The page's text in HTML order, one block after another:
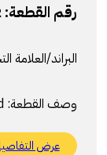
رقم القطعة:
البراند/العلامة
وصف القطعة:
عرض